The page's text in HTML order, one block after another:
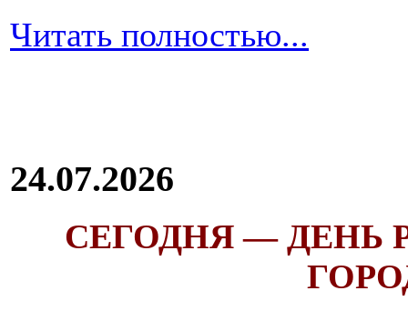
Читать полностью...
24.07.2026
СЕГОДНЯ — ДЕНЬ